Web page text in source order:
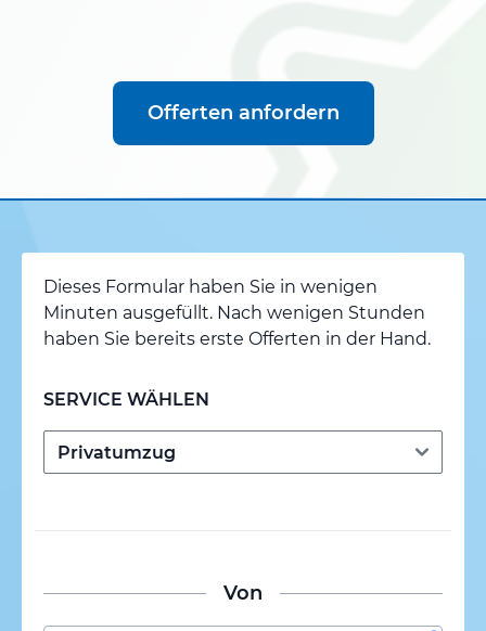
Offerten anfordern
Dieses Formular haben Sie in wenigen
Minuten ausgefüllt. Nach wenigen Stunden
haben Sie bereits erste Offerten in der Hand.
SERVICE WÄHLEN
Von